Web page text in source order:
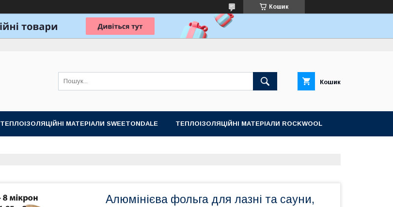
Кошик
Кошик
ТЕПЛОІЗОЛЯЦІЙНІ МАТЕРІАЛИ SWEETONDALE ТЕПЛОІЗОЛЯЦІЙНІ МАТЕРІАЛИ ROCKWOOL
Алюмінієва фольга для лазні та сауни,